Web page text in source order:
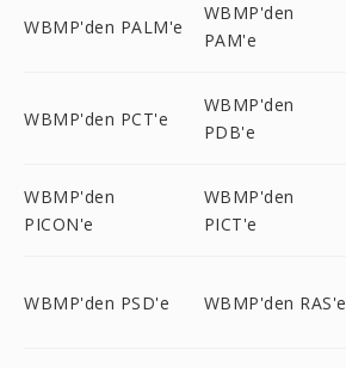
WBMP'den PALM'e
WBMP'den
PAM'e
WBMP'den PCT'e
WBMP'den
PDB'e
WBMP'den
PICON'e
WBMP'den
PICT'e
WBMP'den PSD'e WBMP'den RAS'e